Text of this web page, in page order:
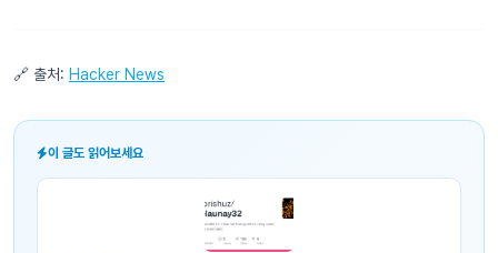
🔗 출처: Hacker News
이 글도 읽어보세요